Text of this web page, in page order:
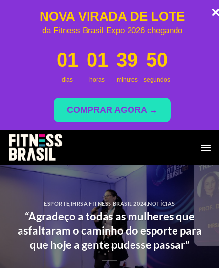
NOVA VIRADA DE LOTE
da Fitness Brasil Expo 2026 chegando
01
dias
01
horas
39
minutos
50
segundos
COMPRAR AGORA →
Skip
content
ESPORTE IHRSA FITNESS BRASIL 2024,NOTÍCIAS
“Agradeço a todas as mulheres que
asfaltaram o caminho do esporte para
que hoje a gente pudesse passar”